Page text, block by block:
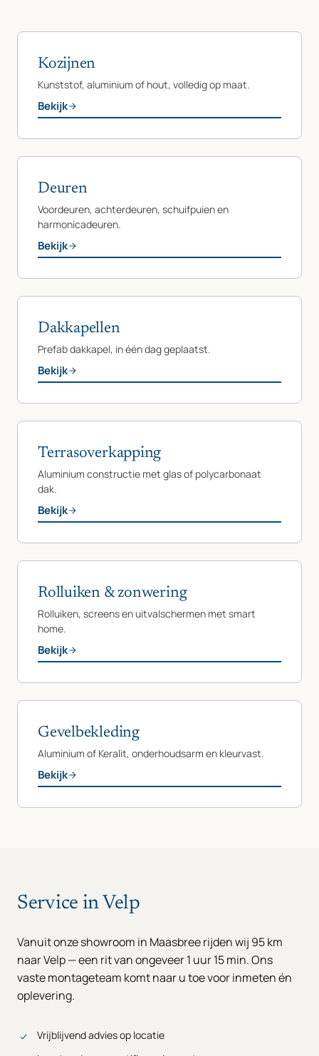
Kozijnen
Kunststof, aluminium of hout, volledig op maat.
Bekijk
Deuren
Voordeuren, achterdeuren, schuifpuien en
harmonicadeuren.
Bekijk
Dakkapellen
Prefab dakkapel, in één dag geplaatst.
Bekijk
Terrasoverkapping
Aluminium constructie met glas of polycarbonaat
dak.
Bekijk
Rolluiken & zonwering
Rolluiken, screens en uitvalschermen met smart
home.
Bekijk
Gevelbekleding
Aluminium of Keralit, onderhoudsarm en kleurvast.
Bekijk
Service in Velp
Vanuit onze showroom in Maasbree rijden wij 95 km
naar Velp — een rit van ongeveer 1 uur 15 min. Ons
vaste montageteam komt naar u toe voor inmeten én
oplevering.
Vrijblijvend advies op locatie